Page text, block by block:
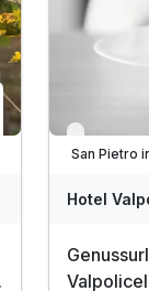
San Pietro
Hotel